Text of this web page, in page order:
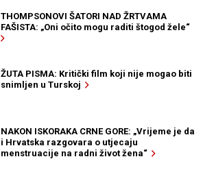
THOMPSONOVI ŠATORI NAD ŽRTVAMA
FAŠISTA: „Oni očito mogu raditi štogod žele“
ŽUTA PISMA: Kritički film koji nije mogao biti
snimljen u Turskoj
NAKON ISKORAKA CRNE GORE: „Vrijeme je da
i Hrvatska razgovara o utjecaju
menstruacije na radni život žena“